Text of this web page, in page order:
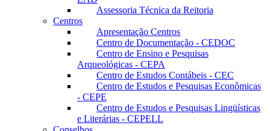
Assessoria Técnica da Reitoria
Centros
Apresentação Centros
Centro de Documentação - CEDOC
Centro de Ensino e Pesquisas
Arqueológicas - CEPA
Centro de Estudos Contábeis - CEC
Centro de Estudos e Pesquisas Econômicas
- CEPE
Centro de Estudos e Pesquisas Lingüísticas
e Literárias - CEPELL